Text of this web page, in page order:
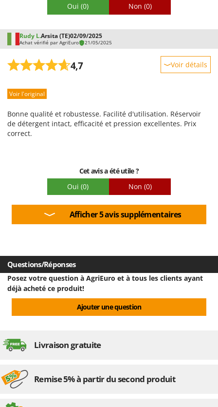
Oui (0) Non (0)
Rudy L.Arsita (TE)02/09/2025
Achat vérifié par AgriEuro 21/05/2025
4,7 Voir détails
Prestations
Qualité / Prix
Facilité de montage
Voir l'original
Bonne qualité et robustesse. Facilité d'utilisation. Réservoir
de détergent intact, efficacité et pression excellentes. Prix
correct.
Cet avis a été utile ?
Oui (0) Non (0)
Afficher 5 avis supplémentaires
Questions/Réponses
Posez votre question à AgriEuro et à tous les clients ayant
déjà acheté ce produit!
Ajouter une question
Livraison gratuite
Remise 5% à partir du second produit